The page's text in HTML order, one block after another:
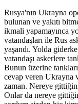
Rusya'nın Ukrayna
bulunan ve yakıtı
ikmali yapamayınca
vatandaşları ile Rus
yaşandı. Yolda
vatandaşı askerlere
Bunun üzerine
cevap veren Ukrayna
zaman. Nereye
Onlar da nereye